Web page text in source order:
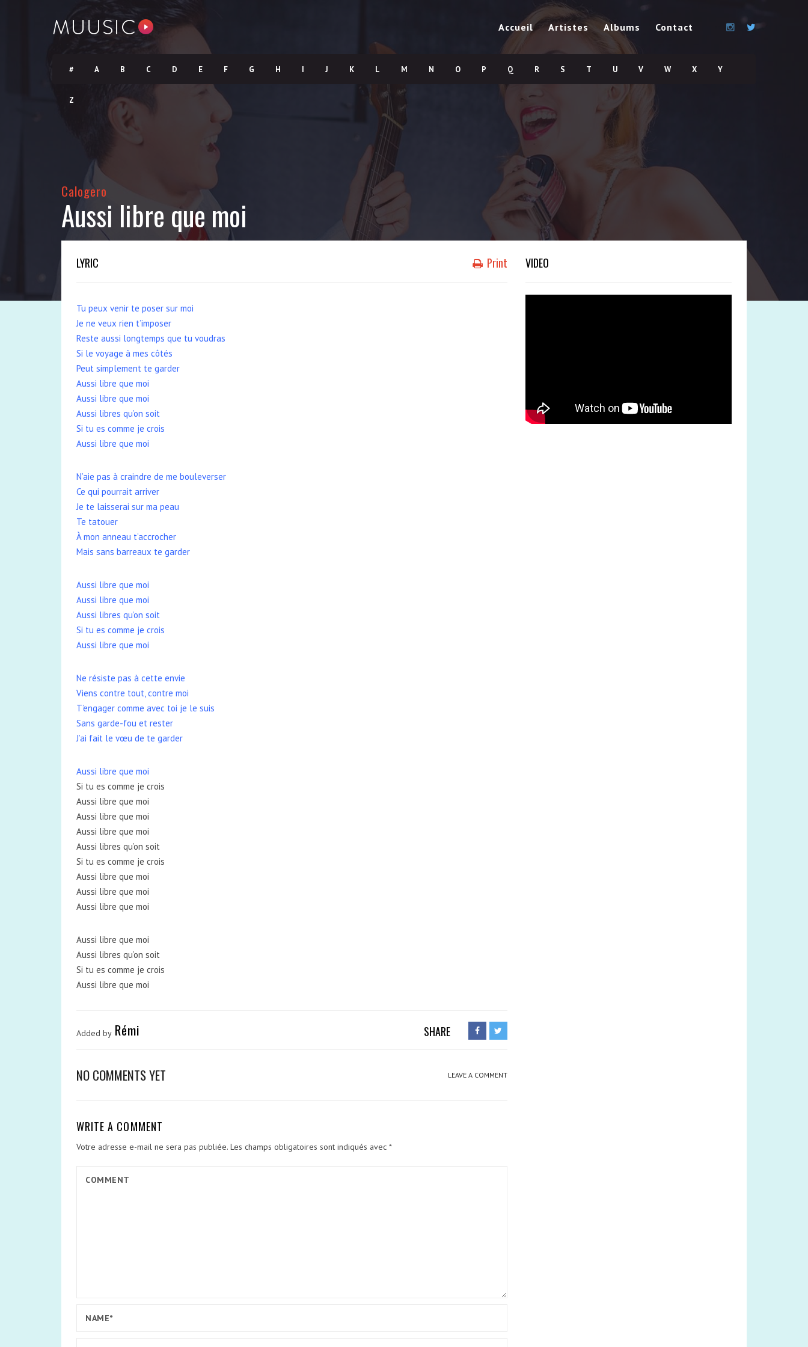
Accueil Artistes Albums Contact
# A B C D E F G H I J K L M N O P Q R S T U V W X Y
Z
Calogero
Aussi libre que moi
LYRIC Print
Tu peux venir te poser sur moi
Je ne veux rien t’imposer
Reste aussi longtemps que tu voudras
Si le voyage à mes côtés
Peut simplement te garder
Aussi libre que moi
Aussi libre que moi
Aussi libres qu’on soit
Si tu es comme je crois
Aussi libre que moi
N’aie pas à craindre de me bouleverser
Ce qui pourrait arriver
Je te laisserai sur ma peau
Te tatouer
À mon anneau t’accrocher
Mais sans barreaux te garder
Aussi libre que moi
Aussi libre que moi
Aussi libres qu’on soit
Si tu es comme je crois
Aussi libre que moi
Ne résiste pas à cette envie
Viens contre tout, contre moi
T’engager comme avec toi je le suis
Sans garde-fou et rester
J’ai fait le vœu de te garder
Aussi libre que moi
Si tu es comme je crois
Aussi libre que moi
Aussi libre que moi
Aussi libre que moi
Aussi libres qu’on soit
Si tu es comme je crois
Aussi libre que moi
Aussi libre que moi
Aussi libre que moi
Aussi libre que moi
Aussi libres qu’on soit
Si tu es comme je crois
Aussi libre que moi
Added by Rémi SHARE
NO COMMENTS YET LEAVE A COMMENT
WRITE A COMMENT
Votre adresse e-mail ne sera pas publiée. Les champs obligatoires sont indiqués avec *
VIDEO